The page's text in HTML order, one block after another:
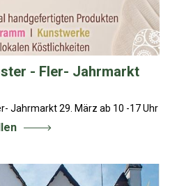
- Fler- Jahrmarkt
Jahrmarkt 29. März ab 10 -17 Uhr